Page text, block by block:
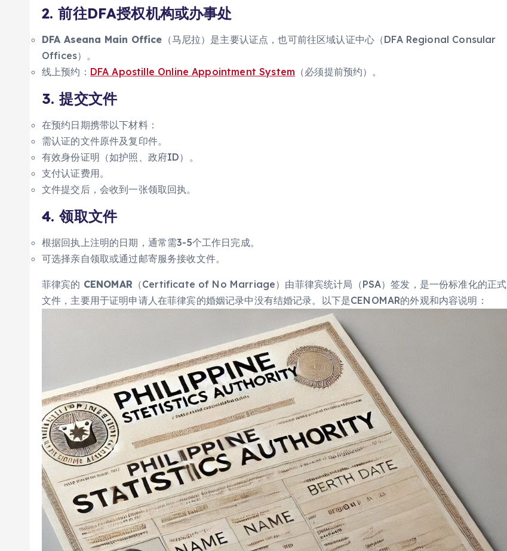
2. 前往DFA授权机构或办事处
DFA Aseana Main Office （马尼拉）是主要认证点，也可前往区域认证中心（DFA Regional Consular
Offices）。
线上预约： DFA Apostille Online Appointment System （必须提前预约）。
3. 提交文件
在预约日期携带以下材料：
需认证的文件原件及复印件。
有效身份证明（如护照、政府ID）。
支付认证费用。
文件提交后，会收到一张领取回执。
4. 领取文件
根据回执上注明的日期，通常需3-5个工作日完成。
可选择亲自领取或通过邮寄服务接收文件。
菲律宾的 CENOMAR （Certificate of No Marriage）由菲律宾统计局（PSA）签发，是一份标准化的正式
文件，主要用于证明申请人在菲律宾的婚姻记录中没有结婚记录。以下是CENOMAR的外观和内容说明：